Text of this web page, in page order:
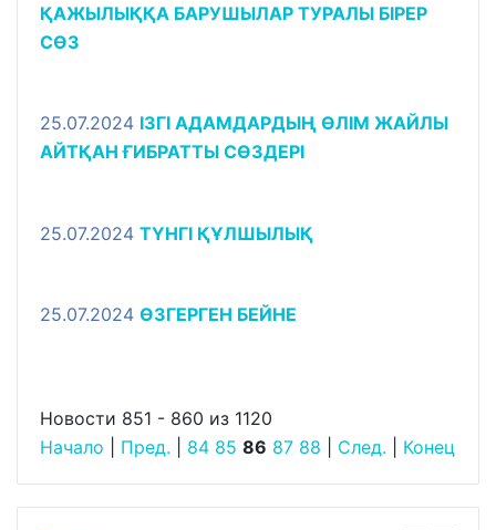
ҚАЖЫЛЫҚҚА БАРУШЫЛАР ТУРАЛЫ БІРЕР
СӨЗ
25.07.2024 ІЗГІ АДАМДАРДЫҢ ӨЛІМ ЖАЙЛЫ
АЙТҚАН ҒИБРАТТЫ СӨЗДЕРІ
25.07.2024 ТҮНГІ ҚҰЛШЫЛЫҚ
25.07.2024 ӨЗГЕРГЕН БЕЙНЕ
Новости 851 - 860 из 1120
Начало
Пред. 84 85 86 87 88 След. Конец